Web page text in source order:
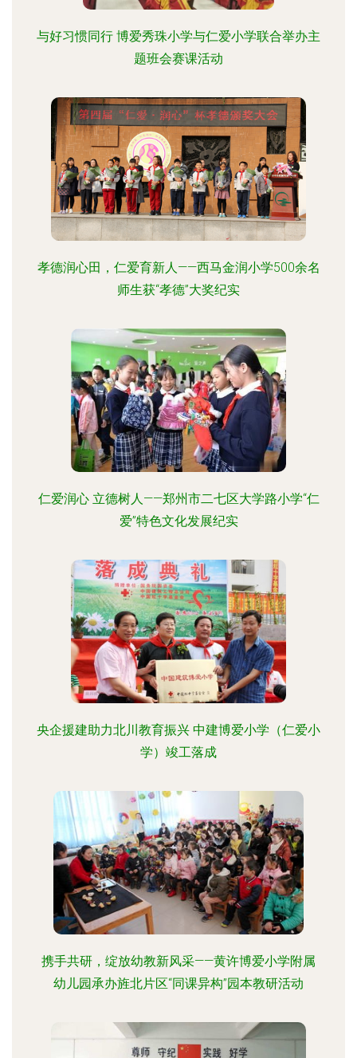
与好习惯同行 博爱秀珠小学与仁爱小学联合举办主
题班会赛课活动
孝德润心田，仁爱育新人——西马金润小学500余名
师生获“孝德”大奖纪实
仁爱润心 立德树人——郑州市二七区大学路小学“仁
爱”特色文化发展纪实
央企援建助力北川教育振兴 中建博爱小学（仁爱小
学）竣工落成
携手共研，绽放幼教新风采——黄许博爱小学附属
幼儿园承办旌北片区“同课异构”园本教研活动